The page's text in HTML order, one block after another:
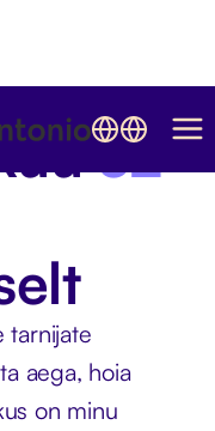
32
tarnijate
aega, hoia
on minu